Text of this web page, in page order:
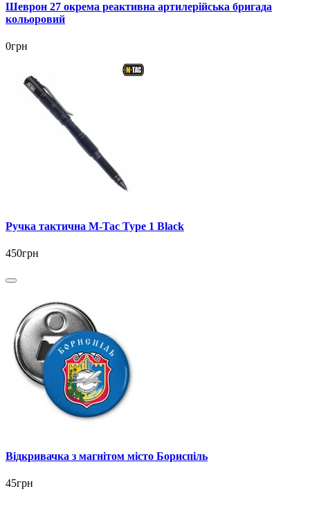
Шеврон 27 окрема реактивна артилерійська бригада
кольоровий
0грн
Ручка тактична M-Tac Type 1 Black
450грн
Відкривачка з магнітом місто Бориспіль
45грн